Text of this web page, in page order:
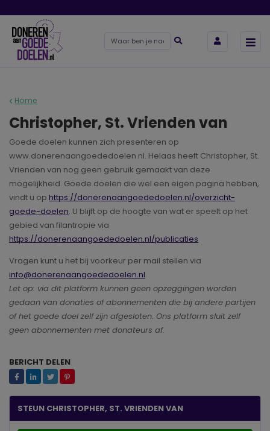
Home
Christopher, St. Vrienden van
Goede doelen kunnen zich presenteren op
www.donerenaangoededoelen.nl. Helaas heeft Christopher, St.
Vrienden van nog geen gebruik gemaakt van deze
mogelijkheid. Goede doelen die wel een eigen pagina hebben,
vindt u op https://donerenaangoededoelen.nl/overzicht-
goede-doelen. U blijft op de hoogte van wat er speelt op het
gebied van filantropie via
https://donerenaangoededoelen.nl/publicaties
Vragen kunt u het bij voorkeur per mail stellen via
info@donerenaangoededoelen.nl.
Let op: via dit platform kunnen geen opzeggingen worden
gedaan van donaties of abonnementen die bij andere partijen
of het goede doel zelf zijn afgesloten. Ons platform sluit zelf
geen abonnementen met donateurs af.
BERICHT DELEN
STEUN CHRISTOPHER, ST. VRIENDEN VAN